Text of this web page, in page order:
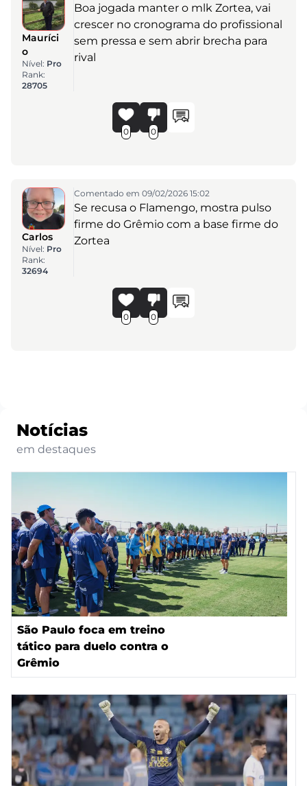
Mauríci
o
Nível: Pro
Rank:
28705
Boa jogada manter o mlk Zortea, vai
crescer no cronograma do profissional
sem pressa e sem abrir brecha para
rival
0 0
Carlos
Nível: Pro
Rank:
32694
Comentado em 09/02/2026 15:02
Se recusa o Flamengo, mostra pulso
firme do Grêmio com a base firme do
Zortea
0 0
Notícias
em destaques
São Paulo foca em treino
tático para duelo contra o
Grêmio